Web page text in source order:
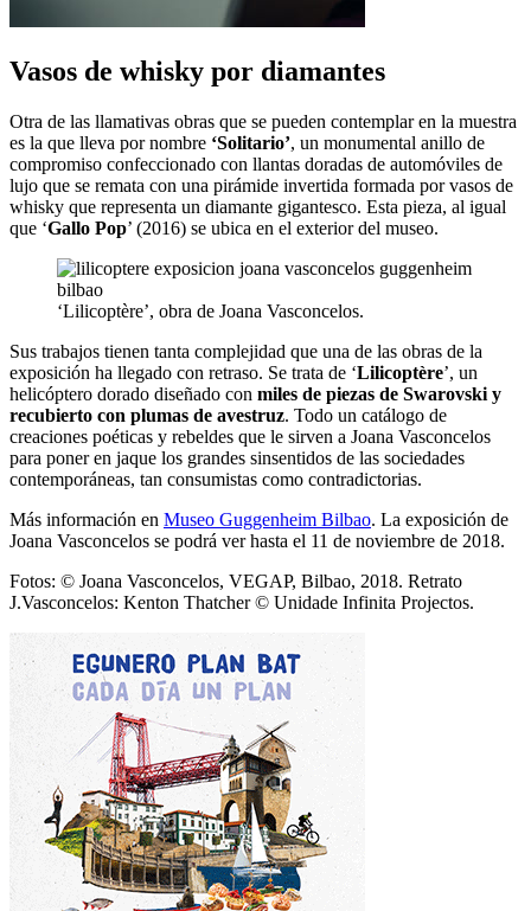
Vasos de whisky por diamantes
Otra de las llamativas obras que se pueden contemplar en la muestra
es la que lleva por nombre ‘Solitario’, un monumental anillo de
compromiso confeccionado con llantas doradas de automóviles de
lujo que se remata con una pirámide invertida formada por vasos de
whisky que representa un diamante gigantesco. Esta pieza, al igual
que ‘Gallo Pop’ (2016) se ubica en el exterior del museo.
‘Lilicoptère’, obra de Joana Vasconcelos.
Sus trabajos tienen tanta complejidad que una de las obras de la
exposición ha llegado con retraso. Se trata de ‘Lilicoptère’, un
helicóptero dorado diseñado con miles de piezas de Swarovski y
recubierto con plumas de avestruz. Todo un catálogo de
creaciones poéticas y rebeldes que le sirven a Joana Vasconcelos
para poner en jaque los grandes sinsentidos de las sociedades
contemporáneas, tan consumistas como contradictorias.
Más información en Museo Guggenheim Bilbao. La exposición de
Joana Vasconcelos se podrá ver hasta el 11 de noviembre de 2018.
Fotos: © Joana Vasconcelos, VEGAP, Bilbao, 2018. Retrato
J.Vasconcelos: Kenton Thatcher © Unidade Infinita Projectos.